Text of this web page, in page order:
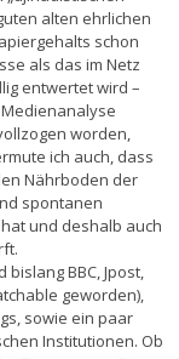
alten ehrlichen
schon
als das im Netz
entwertet wird –
worden,
ich auch, dass
Nährboden der
spontanen
und deshalb auch
BBC, Jpost,
geworden),
sowie ein paar
Institutionen. Ob